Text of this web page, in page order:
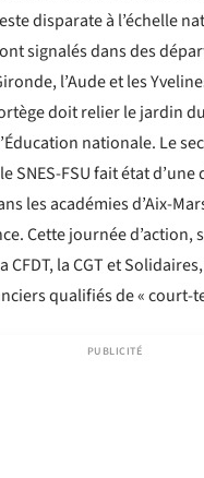
disparate à l’échelle
signalés dans des
l’Aude et les
doit relier le jardin
nationale. Le
SNES-FSU fait état
les académies d’Aix-
Cette journée d’action,
CFDT, la CGT et
qualifiés de « court-